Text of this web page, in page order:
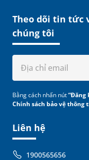
Liên hệ
1900565656
Theo dõi tin tức
chúng tôi
Bằng cách nhấn nút“Đăng
Chính sách bảo vệ thông